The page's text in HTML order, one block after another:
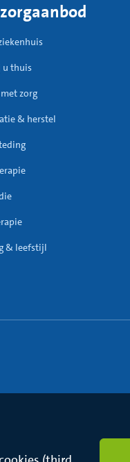
u thuis
zorg
& herstel
& leefstijl